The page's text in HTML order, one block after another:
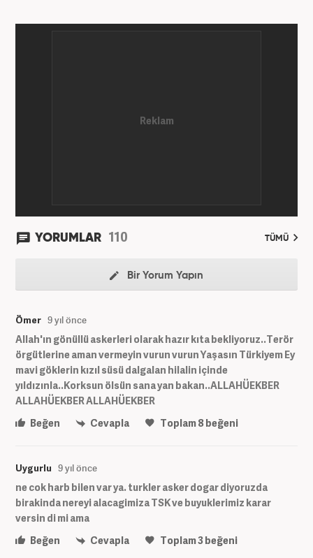
YORUMLAR 110 TÜMÜ
Bir Yorum Yapın
Ömer 9 yıl önce
Allah'ın gönüllü askerleri olarak hazır kıta bekliyoruz..Terör
örgütlerine aman vermeyin vurun vurun Yaşasın Türkiyem Ey
mavi göklerin kızıl süsü dalgalan hilalin içinde
yıldızınla..Korksun ölsün sana yan bakan..ALLAHÜEKBER
ALLAHÜEKBER ALLAHÜEKBER
Beğen
Cevapla Toplam8beğeni
Uygurlu 9 yıl önce
ne cok harb bilen var ya. turkler asker dogar diyoruzda
birakinda nereyi alacagimiza TSK ve buyuklerimiz karar
versin di mi ama
Beğen
Cevapla Toplam3beğeni